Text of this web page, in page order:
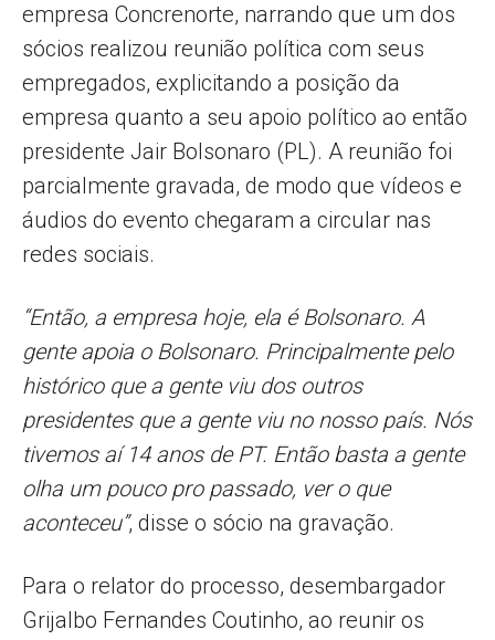
empresa Concrenorte, narrando que um dos
sócios realizou reunião política com seus
empregados, explicitando a posição da
empresa quanto a seu apoio político ao então
presidente Jair Bolsonaro (PL). A reunião foi
parcialmente gravada, de modo que vídeos e
áudios do evento chegaram a circular nas
redes sociais.
“Então, a empresa hoje, ela é Bolsonaro. A
gente apoia o Bolsonaro. Principalmente pelo
histórico que a gente viu dos outros
presidentes que a gente viu no nosso país. Nós
tivemos aí 14 anos de PT. Então basta a gente
olha um pouco pro passado, ver o que
aconteceu”, disse o sócio na gravação.
Para o relator do processo, desembargador
Grijalbo Fernandes Coutinho, ao reunir os